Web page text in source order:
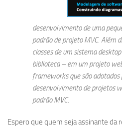
desenvolvimento de uma
padrão de projeto MVC. Além
classes de um sistema
biblioteca – em um projeto
frameworks que são
desenvolvimento de projetos
padrão MVC.
Espero que quem seja assinante da